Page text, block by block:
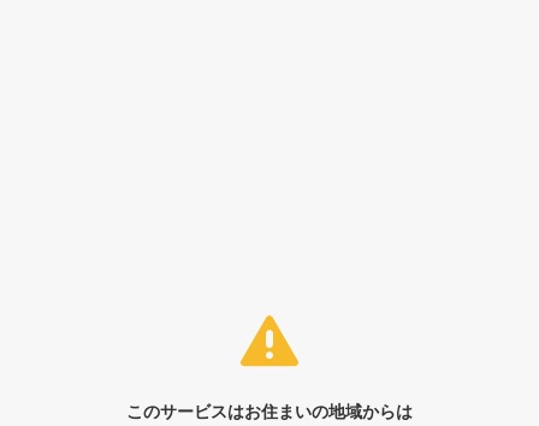
このサービスはお住まいの地域からは